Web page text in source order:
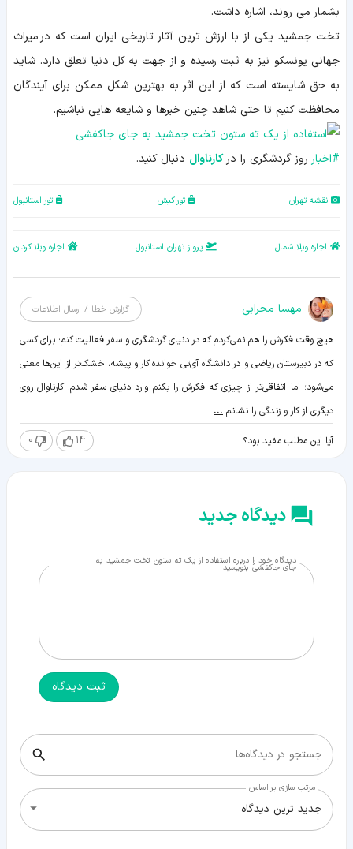
بشمار می روند، اشاره داشت.
تخت جمشید یکی از با ارزش ترین آثار تاریخی ایران است که در میراث
جهانی یونسکو نیز به ثبت رسیده و از جهت به کل دنیا تعلق دارد. شاید
به حق شایسته است که از این اثر به بهترین شکل ممکن برای آیندگان
محافظت کنیم تا حتی شاهد چنین خبرها و شایعه هایی نباشیم.
#اخبار روز گردشگری را درکارناوال دنبال کنید.
نقشه تهران تور کیش تور استانبول
اجاره ویلا شمال پرواز تهران استانبول اجاره ویلا کردان
مهسا محرابی گزارش خطا / ارسال اطلاعات
هیچ وقت فکرش را هم نمی‌کردم که در دنیای گردشگری و سفر فعالیت کنم؛ برای کسی
که در دبیرستان ریاضی و در دانشگاه آی‌تی خوانده کار و پیشه، خشک‌تر از این‌ها معنی
می‌شود؛ اما اتفاقی‌تر از چیزی که فکرش را بکنم وارد دنیای سفر شدم. کارناوال روی
دیگری از کار و زندگی را نشانم ...
آیا این مطلب مفید بود؟ 14
0
دیدگاه جدید
دیدگاه خود را درباره استفاده از یک ته ستون تخت جمشید به
جای جاکفشی بنویسید
ثبت دیدگاه
جستجو در دیدگاه‌ها
مرتب سازی بر اساس
جدید ترین دیدگاه